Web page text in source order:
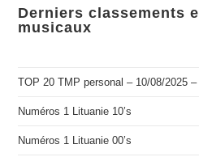
Derniers classements
musicaux
TOP 20 TMP personal – 10/08/2025 –
Numéros 1 Lituanie 10’s
Numéros 1 Lituanie 00’s